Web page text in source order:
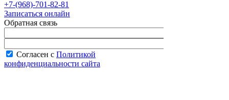
+7-(968)-701-82-81
Записаться онлайн
Обратная связь
Согласен с Политикой
конфиденциальности сайта